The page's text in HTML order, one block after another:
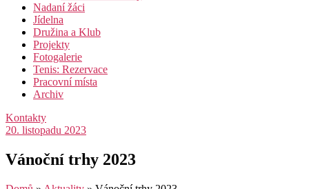
Nadaní žáci
Jídelna
Družina a Klub
Projekty
Fotogalerie
Tenis: Rezervace
Pracovní místa
Archiv
Kontakty
20. listopadu 2023
Vánoční trhy 2023